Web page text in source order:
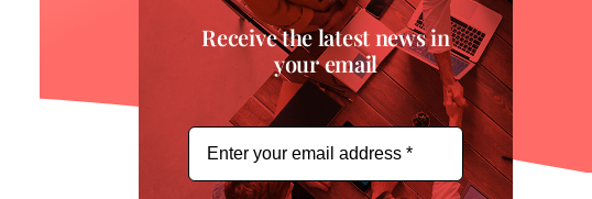
Receive the latest news in
your email